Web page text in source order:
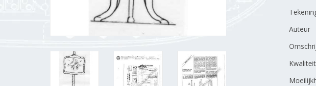
Auteur
Kwaliteit